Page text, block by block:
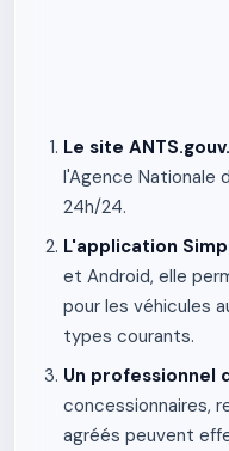
Le site
l'Agence Nationale
24h/24.
L'application
et Android, elle
pour les véhicules
types courants.
Un professionnel
concessionnaires,
agréés peuvent